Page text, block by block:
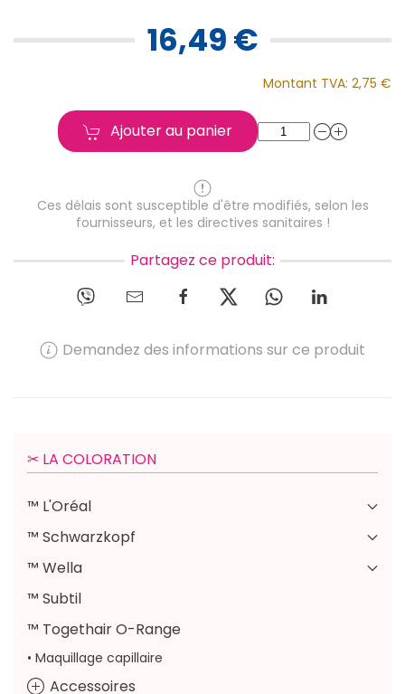
16,49 €
Montant TVA: 2,75 €
Ajouter au panier
Ces délais sont susceptible d'être modifiés, selon les
fournisseurs, et les directives sanitaires !
Partagez ce produit:
Demandez des informations sur ce produit
✂︎ LA COLORATION
™ L'Oréal
™ Schwarzkopf
™ Wella
™ Subtil
™ Togethair O-Range
• Maquillage capillaire
Accessoires